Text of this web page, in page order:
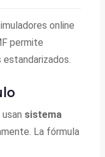
online
permite
sistema
La fórmula